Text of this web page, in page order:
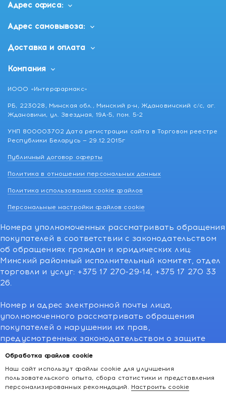
Обработка файлов cookie
Наш сайт использут файлы cookie для улучшения
пользовательского опыта, сбора статистики и представления
персонализированных рекомндаций. Настроить cookie
Адрес офиса:
Адрес самовывоза:
Доставка и оплата
Компания
ИООО «Интерфармакс»
РБ, 223028, Минская обл., Минский р-н, Ждановичский с/с, аг.
Ждановичи, ул. Звездная, 19А-5, пом. 5-2
УНП 800003702 Дата регистрации сайта в Торговом реестре
Республики Беларусь — 29.12.2015г
Публичный договор оферты
Политика в отношении персональных данных
Политика использования cookie файлов
Персональные настройки файлов cookie
Номера уполномоченных рассматривать обращения
покупателей в соответствии с законодательством
об обращениях граждан и юридических лиц:
Минский районный исполнительный комитет, отдел
торговли и услуг: +375 17 270-29-14, +375 17 270 33
26.
Номер и адрес электронной почты лица,
уполномоченного рассматривать обращения
покупателей о нарушении их прав,
предусмотренных законодательством о защите
операторов), info@kakvapteke.by